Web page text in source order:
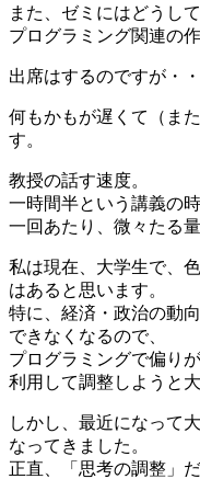
また、ゼミにはどうし
プログラミング関連の
出席はするのですが・・
何もかもが遅くて（ま
す。
教授の話す速度。
一時間半という講義の時
一回あたり、微々たる
私は現在、大学生で、
はあると思います。
特に、経済・政治の動
できなくなるので、
プログラミングで偏り
利用して調整しようと
しかし、最近になって
なってきました。
正直、「思考の調整」